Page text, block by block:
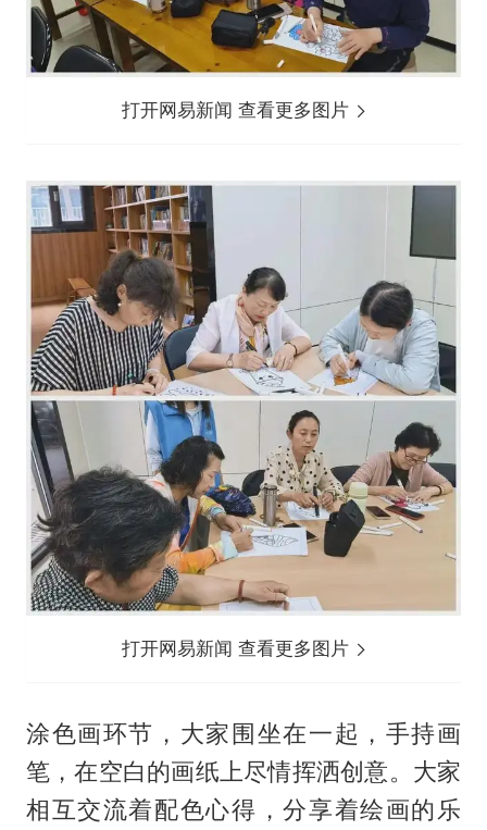
打开网易新闻 查看更多图片
打开网易新闻 查看更多图片
涂色画环节，大家围坐在一起，手持画
笔，在空白的画纸上尽情挥洒创意。大家
相互交流着配色心得，分享着绘画的乐